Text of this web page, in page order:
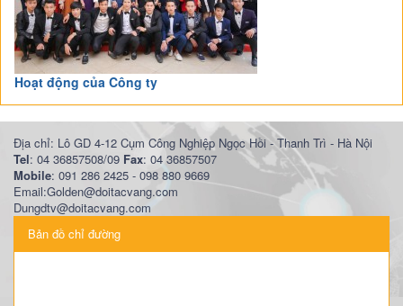
Hoạt động của Công ty
Địa chỉ: Lô GD 4-12 Cụm Công Nghiệp Ngọc Hồi - Thanh Trì - Hà Nội
Tel: 04 36857508/09 Fax: 04 36857507
Mobile: 091 286 2425 - 098 880 9669
Email:Golden@doitacvang.com
Dungdtv@doitacvang.com
Bản đồ chỉ đường